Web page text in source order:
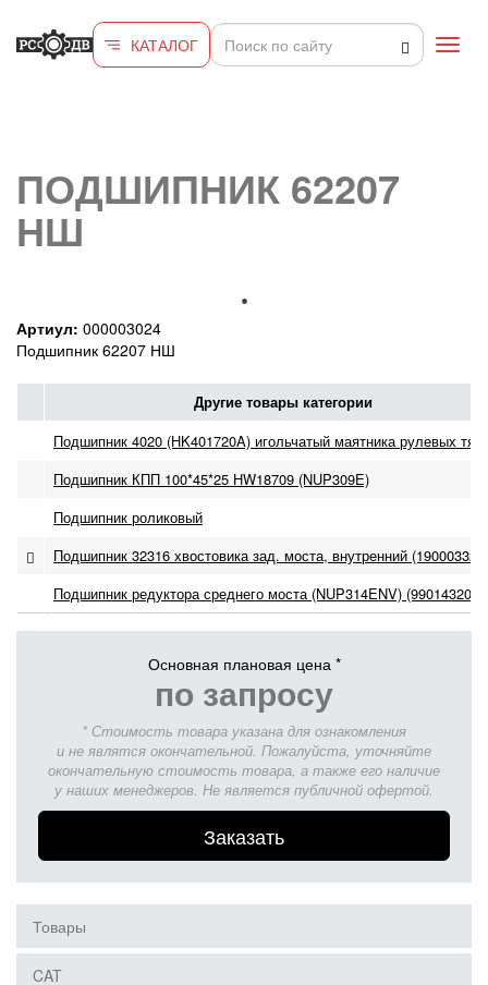
КАТАЛОГ
ПОДШИПНИК 62207
НШ
Артиул: 000003024
Подшипник 62207 НШ
Другие товары категории
Подшипник 4020 (HK401720A) игольчатый маятника рулевых тяг
Подшипник КПП 100*45*25 HW18709 (NUP309E)
Подшипник роликовый
Подшипник 32316 хвостовика зад. моста, внутренний
Подшипник редуктора среднего моста (NUP314ENV)
Основная плановая цена *
по запросу
* Стоимость товара указана для ознакомления
и не являтся окончательной. Пожалуйста, уточняйте
окончательную стоимость товара, а также его наличие
у наших менеджеров. Не является публичной офертой.
Заказать
Товары
CAT